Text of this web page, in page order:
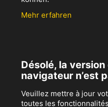
Mehr erfahren
Désolé, la
navigateur n’est
Veuillez mettre à jour
toutes les